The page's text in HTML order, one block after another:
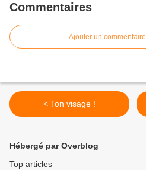
Commentaires
Ajouter un commentaire
< Ton visage !
Hébergé par Overblog
Top articles